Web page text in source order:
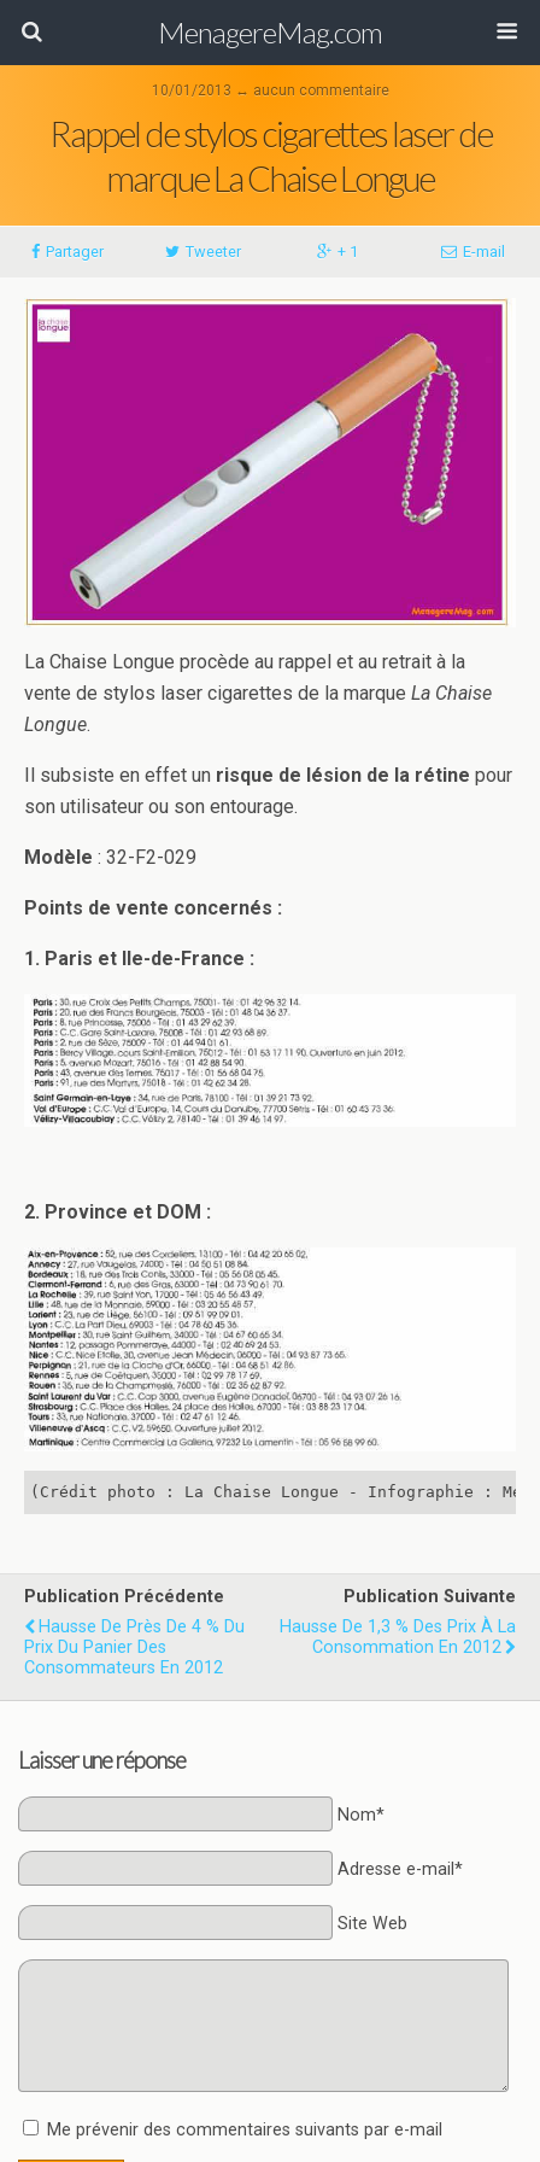
MenagereMag.com
10/01/2013 ↔ aucun commentaire
Rappel de stylos cigarettes laser de
marque La Chaise Longue
Partager Tweeter + 1 E-mail
La Chaise Longue procède au rappel et au retrait à la
vente de stylos laser cigarettes de la marque La Chaise
Longue.
Il subsiste en effet un risque de lésion de la rétine pour
son utilisateur ou son entourage.
Modèle : 32-F2-029
Points de vente concernés :
1. Paris et Ile-de-France :
2. Province et DOM :
(Crédit photo : La Chaise Longue - Infographie :
Publication Précédente
Hausse De Près De 4 % Du
Prix Du Panier Des
Consommateurs En 2012
Publication Suivante
Hausse De 1,3 % Des Prix À La
Consommation En 2012
Laisser une réponse
Nom*
Adresse e-mail*
Site Web
Me prévenir des commentaires suivants par e-mail